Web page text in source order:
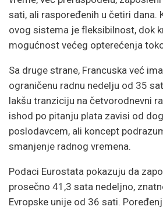
sati, ali raspoređenih u četiri dana.
ovog sistema je fleksibilnost, dok
mogućnost većeg opterećenja
Sa druge strane, Francuska već
ograničenu radnu nedelju od 35
lakšu tranziciju na četvorodnevni
ishod po pitanju plata zavisi od
poslodavcem, ali koncept
smanjenje radnog vremena.
Podaci Eurostata pokazuju da
prosečno 41,3 sata nedeljno,
Evropske unije od 36 sati.